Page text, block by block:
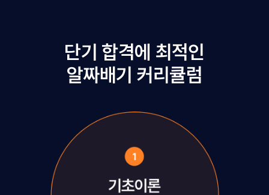
단기 합격에 최적인
알짜배기 커리큘럼